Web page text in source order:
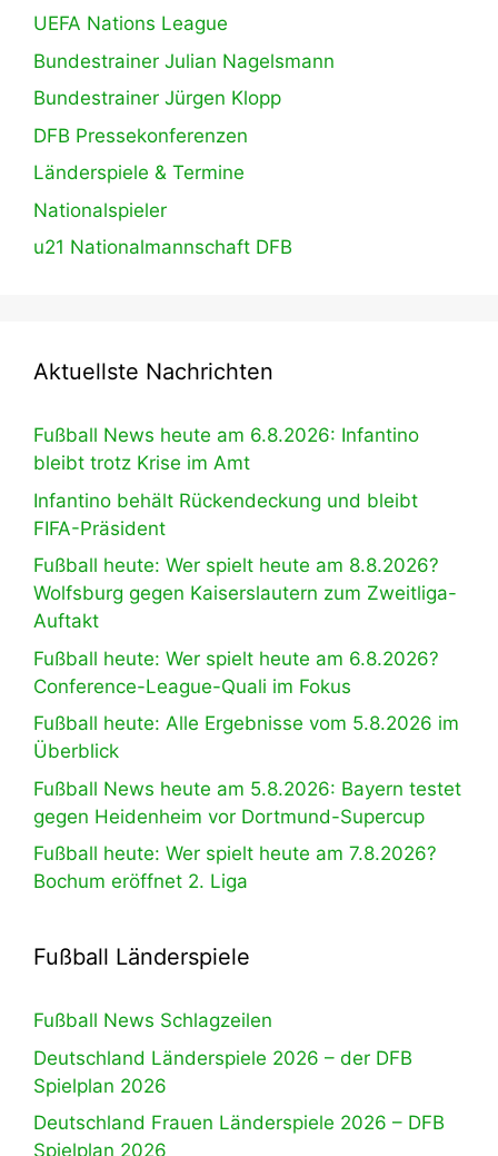
UEFA Nations League
Bundestrainer Julian Nagelsmann
Bundestrainer Jürgen Klopp
DFB Pressekonferenzen
Länderspiele & Termine
Nationalspieler
u21 Nationalmannschaft DFB
Aktuellste Nachrichten
Fußball News heute am 6.8.2026: Infantino
bleibt trotz Krise im Amt
Infantino behält Rückendeckung und bleibt
FIFA-Präsident
Fußball heute: Wer spielt heute am 8.8.2026?
Wolfsburg gegen Kaiserslautern zum Zweitliga-
Auftakt
Fußball heute: Wer spielt heute am 6.8.2026?
Conference-League-Quali im Fokus
Fußball heute: Alle Ergebnisse vom 5.8.2026 im
Überblick
Fußball News heute am 5.8.2026: Bayern testet
gegen Heidenheim vor Dortmund-Supercup
Fußball heute: Wer spielt heute am 7.8.2026?
Bochum eröffnet 2. Liga
Fußball Länderspiele
Fußball News Schlagzeilen
Deutschland Länderspiele 2026 – der DFB
Spielplan 2026
Deutschland Frauen Länderspiele 2026 – DFB
Spielplan 2026